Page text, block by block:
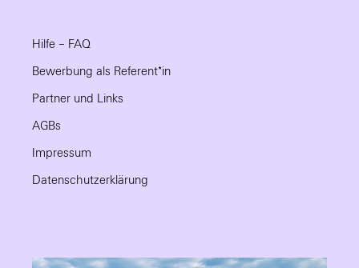
Hilfe – FAQ
Bewerbung als Referent*in
Partner und Links
AGBs
Impressum
Datenschutzerklärung